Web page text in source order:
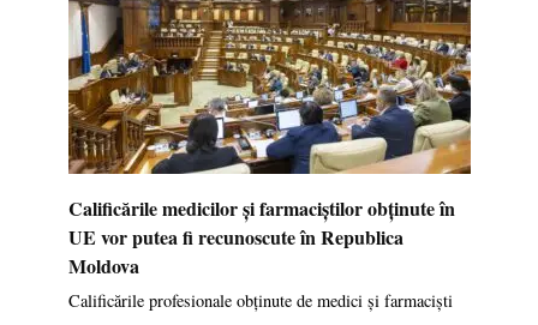
Calificările medicilor și farmaciștilor obținute în
UE vor putea fi recunoscute în Republica
Moldova
Calificările profesionale obținute de medici și farmaciști